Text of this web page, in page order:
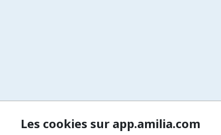
Les cookies sur app.amilia.com